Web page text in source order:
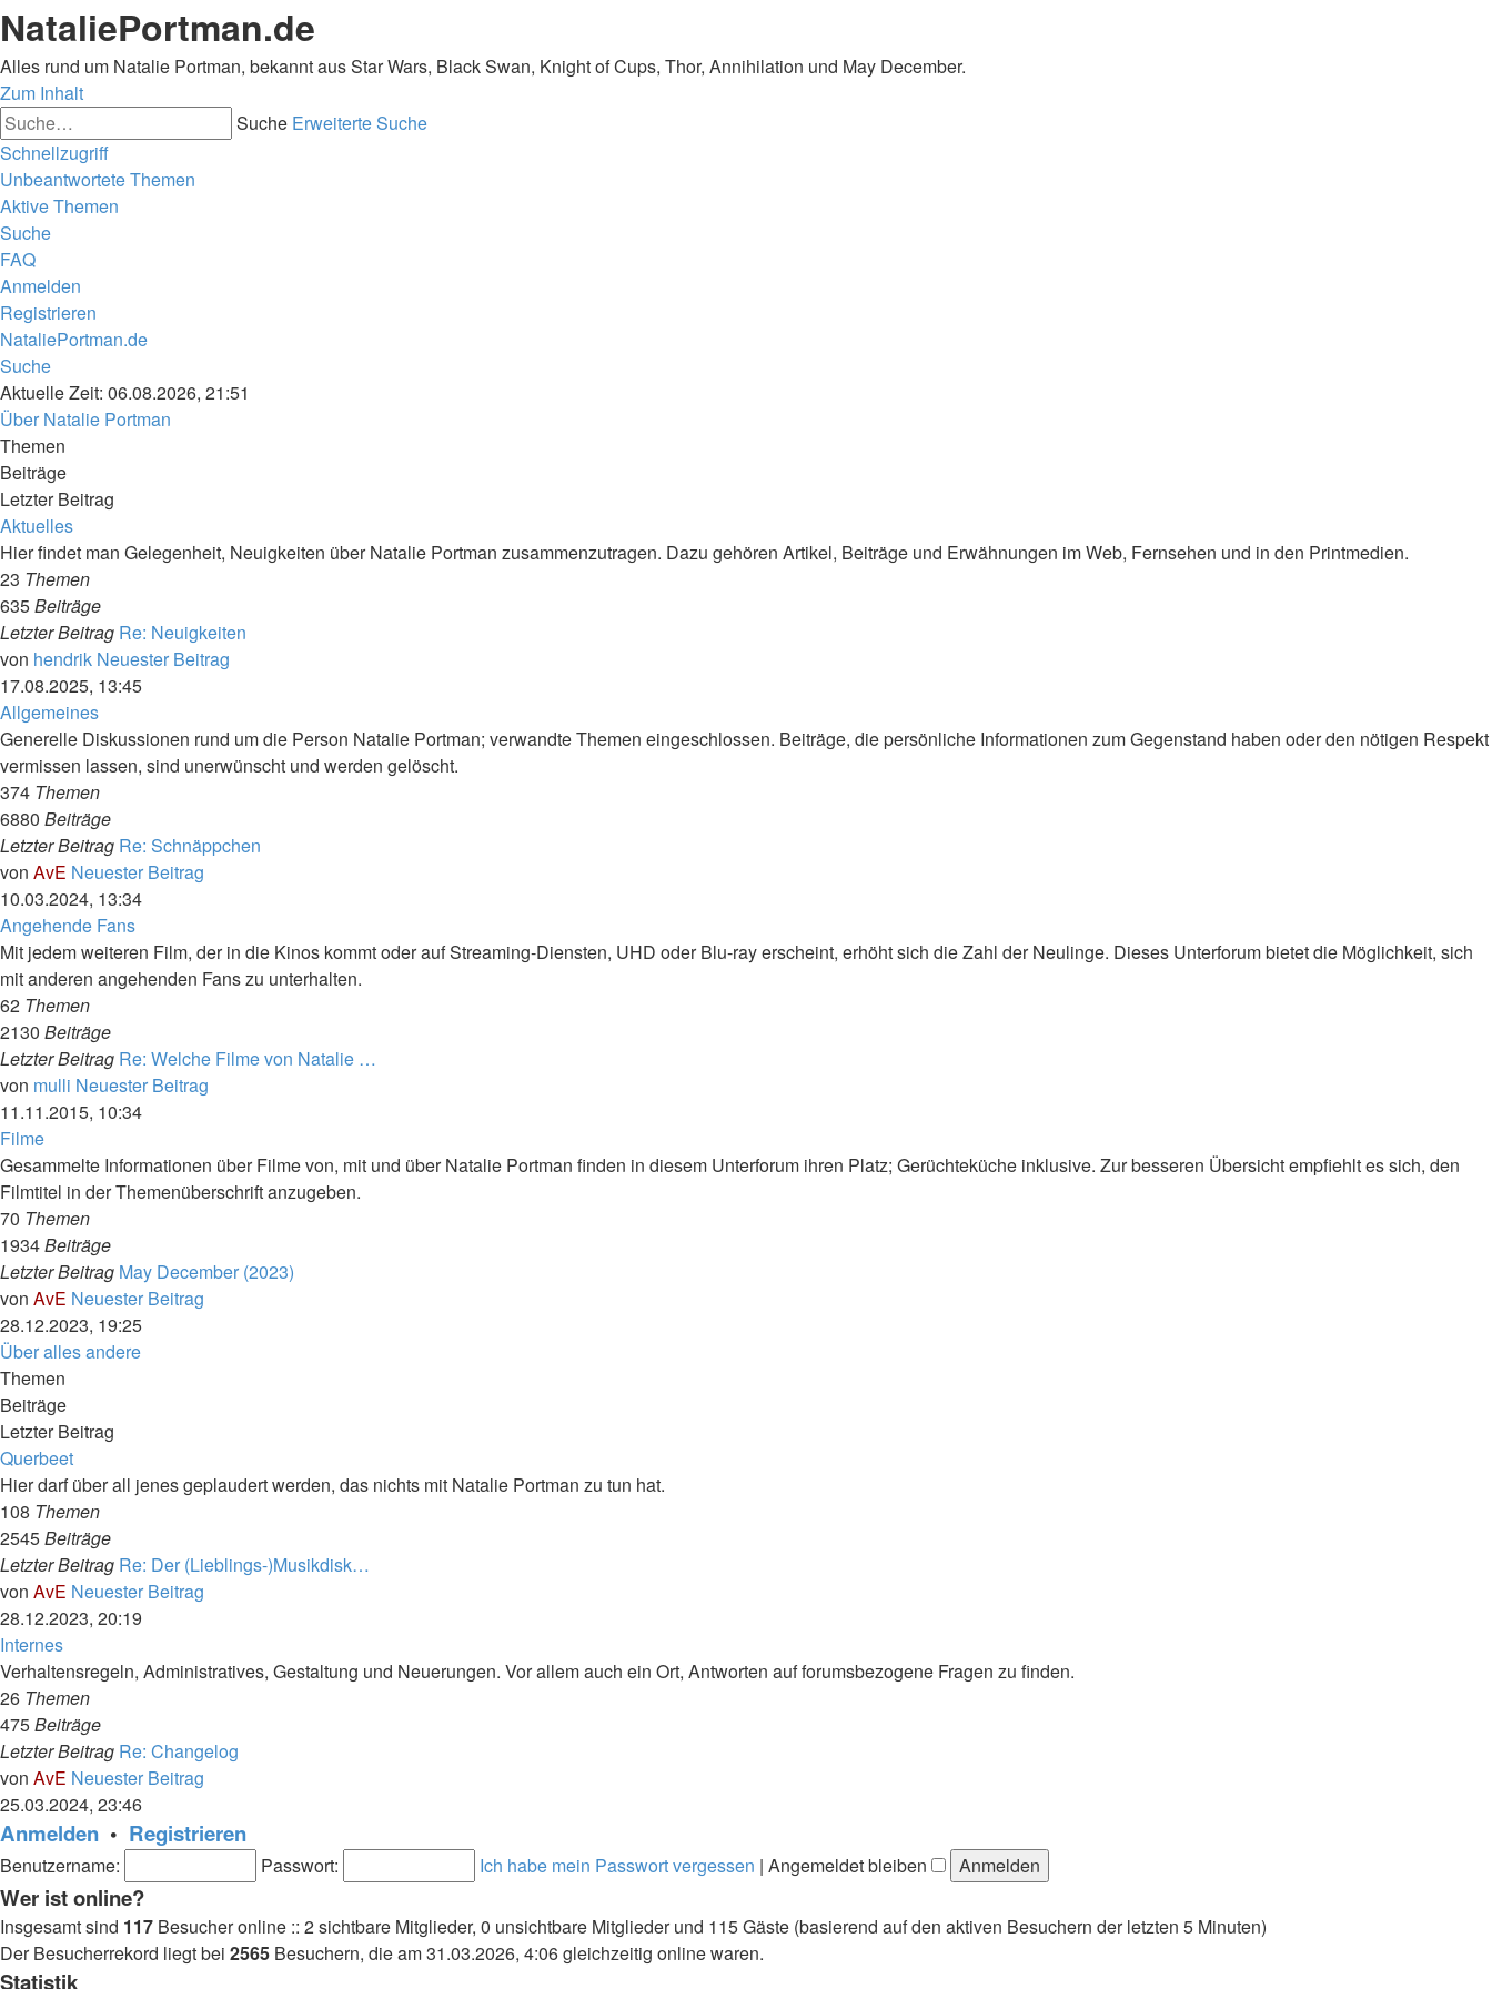
NataliePortman.de
Alles rund um Natalie Portman, bekannt aus Star Wars, Black Swan, Knight of Cups, Thor, Annihilation und May December.
Zum Inhalt
Suche Erweiterte Suche
Schnellzugriff
Unbeantwortete Themen
Aktive Themen
Suche
FAQ
Anmelden
Registrieren
NataliePortman.de
Suche
Aktuelle Zeit: 06.08.2026, 21:51
Über Natalie Portman
Themen
Beiträge
Letzter Beitrag
Aktuelles
Hier findet man Gelegenheit, Neuigkeiten über Natalie Portman zusammenzutragen. Dazu gehören Artikel, Beiträge und Erwähnungen im Web, Fernsehen und in den Printmedien.
23 Themen
635Beiträge
Letzter Beitrag Re: Neuigkeiten
von hendrik Neuester Beitrag
17.08.2025, 13:45
Allgemeines
Generelle Diskussionen rund um die Person Natalie Portman; verwandte Themen eingeschlossen. Beiträge, die persönliche Informationen zum Gegenstand haben oder den nötigen Respekt
vermissen lassen, sind unerwünscht und werden gelöscht.
374 Themen
6880 Beiträge
Letzter Beitrag Re: Schnäppchen
von AvE Neuester Beitrag
10.03.2024, 13:34
Angehende Fans
Mit jedem weiteren Film, der in die Kinos kommt oder auf Streaming-Diensten, UHD oder Blu-ray erscheint, erhöht sich die Zahl der Neulinge. Dieses Unterforum bietet die Möglichkeit, sich
mit anderen angehenden Fans zu unterhalten.
62 Themen
2130 Beiträge
Letzter Beitrag Re: Welche Filme von Natalie …
von mulli Neuester Beitrag
11.11.2015, 10:34
Filme
Gesammelte Informationen über Filme von, mit und über Natalie Portman finden in diesem Unterforum ihren Platz; Gerüchteküche inklusive. Zur besseren Übersicht empfiehlt es sich, den
Filmtitel in der Themenüberschrift anzugeben.
70 Themen
1934Beiträge
Letzter Beitrag May December (2023)
von AvE Neuester Beitrag
28.12.2023, 19:25
Über alles andere
Themen
Beiträge
Letzter Beitrag
Querbeet
Hier darf über all jenes geplaudert werden, das nichts mit Natalie Portman zu tun hat.
108 Themen
2545Beiträge
Letzter Beitrag Re: Der (Lieblings-)Musikdisk…
von AvE Neuester Beitrag
28.12.2023, 20:19
Internes
Verhaltensregeln, Administratives, Gestaltung und Neuerungen. Vor allem auch ein Ort, Antworten auf forumsbezogene Fragen zu finden.
26 Themen
475Beiträge
Letzter Beitrag Re: Changelog
von AvE Neuester Beitrag
25.03.2024, 23:46
Anmelden • Registrieren
Benutzername: Passwort: Ich habe mein Passwort vergessen | Angemeldet bleiben
Wer ist online?
Insgesamt sind 117 Besucher online :: 2 sichtbare Mitglieder, 0 unsichtbare Mitglieder und 115 Gäste (basierend auf den aktiven Besuchern der letzten 5 Minuten)
Der Besucherrekord liegt bei 2565 Besuchern, die am 31.03.2026, 4:06 gleichzeitig online waren.
Statistik